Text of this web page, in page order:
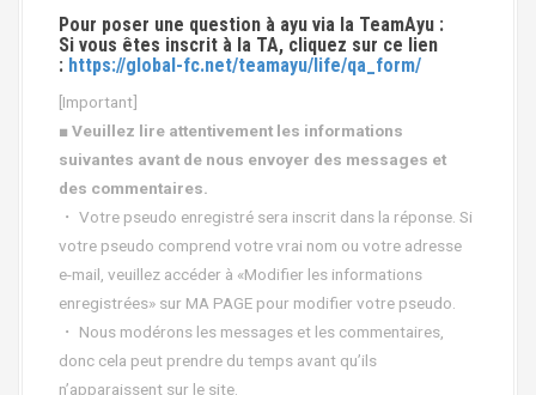
Pour poser une question à ayu via la TeamAyu :
Si vous êtes inscrit à la TA, cliquez sur ce lien
: https://global-fc.net/teamayu/life/qa_form/
[Important]
■ Veuillez lire attentivement les informations
suivantes avant de nous envoyer des messages et
des commentaires.
・ Votre pseudo enregistré sera inscrit dans la réponse. Si
votre pseudo comprend votre vrai nom ou votre adresse
e-mail, veuillez accéder à «Modifier les informations
enregistrées» sur MA PAGE pour modifier votre pseudo.
・ Nous modérons les messages et les commentaires,
donc cela peut prendre du temps avant qu’ils
n’apparaissent sur le site.